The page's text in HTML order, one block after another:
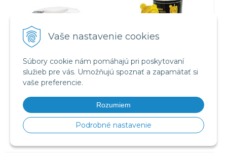
Vaše nastavenie cookies
Súbory cookie nám pomáhajú pri poskytovaní
služieb pre vás. Umožňujú spoznať a zapamätať si
vaše preferencie.
Rozumiem
Podrobné nastavenie
14,85 € s DPH / ks